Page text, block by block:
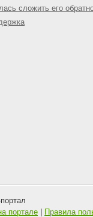
сложить его
портале Правила